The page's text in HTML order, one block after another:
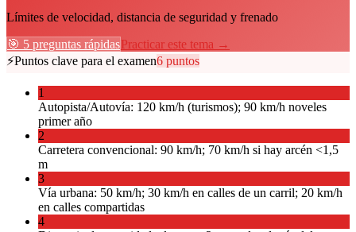
Límites de velocidad, distancia de seguridad y frenado
🎯 5 preguntas rápidasPracticar este tema →
⚡Puntos clave para el examen6 puntos
1
Autopista/Autovía: 120 km/h (turismos); 90 km/h noveles
primer año
2
Carretera convencional: 90 km/h; 70 km/h si hay arcén <1,5
m
3
Vía urbana: 50 km/h; 30 km/h en calles de un carril; 20 km/h
en calles compartidas
4